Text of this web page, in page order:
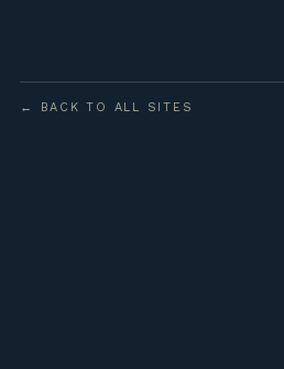
← BACK TO ALL SITES